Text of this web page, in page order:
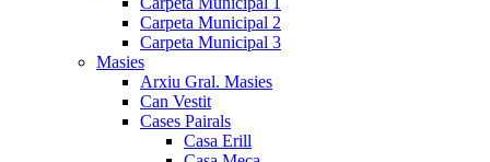
Carpeta Municipal 2
Carpeta Municipal 3
Masies
Arxiu Gral. Masies
Can Vestit
Cases Pairals
Casa Erill